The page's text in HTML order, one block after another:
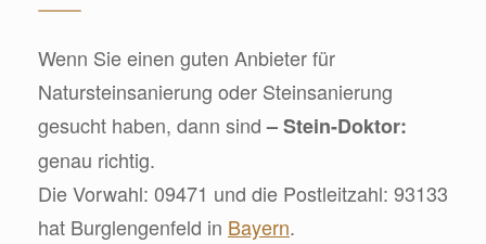
Wenn Sie einen guten Anbieter für
Natursteinsanierung oder Steinsanierung
gesucht haben, dann sind– Stein-Doktor:
genau richtig.
Die Vorwahl: 09471 und die Postleitzahl: 93133
hat Burglengenfeld in Bayern.